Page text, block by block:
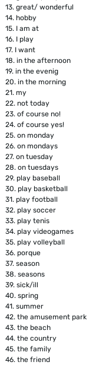
13. great/ wonderful
14. hobby
15. I am at
16. I play
17. I want
18. in the afternoon
19. in the evenig
20. in the morning
21. my
22. not today
23. of course no!
24. of course yes!
25. on monday
26. on mondays
27. on tuesday
28. on tuesdays
29. play baseball
30. play basketball
31. play football
32. play soccer
33. play tenis
34. play videogames
35. play volleyball
36. porque
37. season
38. seasons
39. sick/ill
40. spring
41. summer
42. the amusement park
43. the beach
44. the country
45. the family
46. the friend